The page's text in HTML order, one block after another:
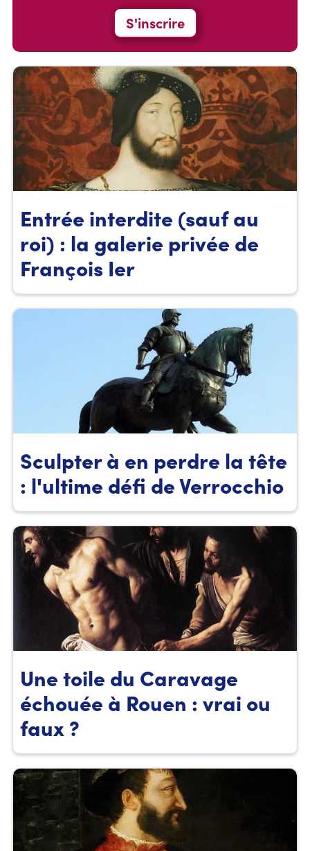
S'inscrire
Entrée interdite (sauf au
roi) : la galerie privée de
François Ier
Sculpter à en perdre la tête
: l'ultime défi de Verrocchio
Une toile du Caravage
échouée à Rouen : vrai ou
faux ?